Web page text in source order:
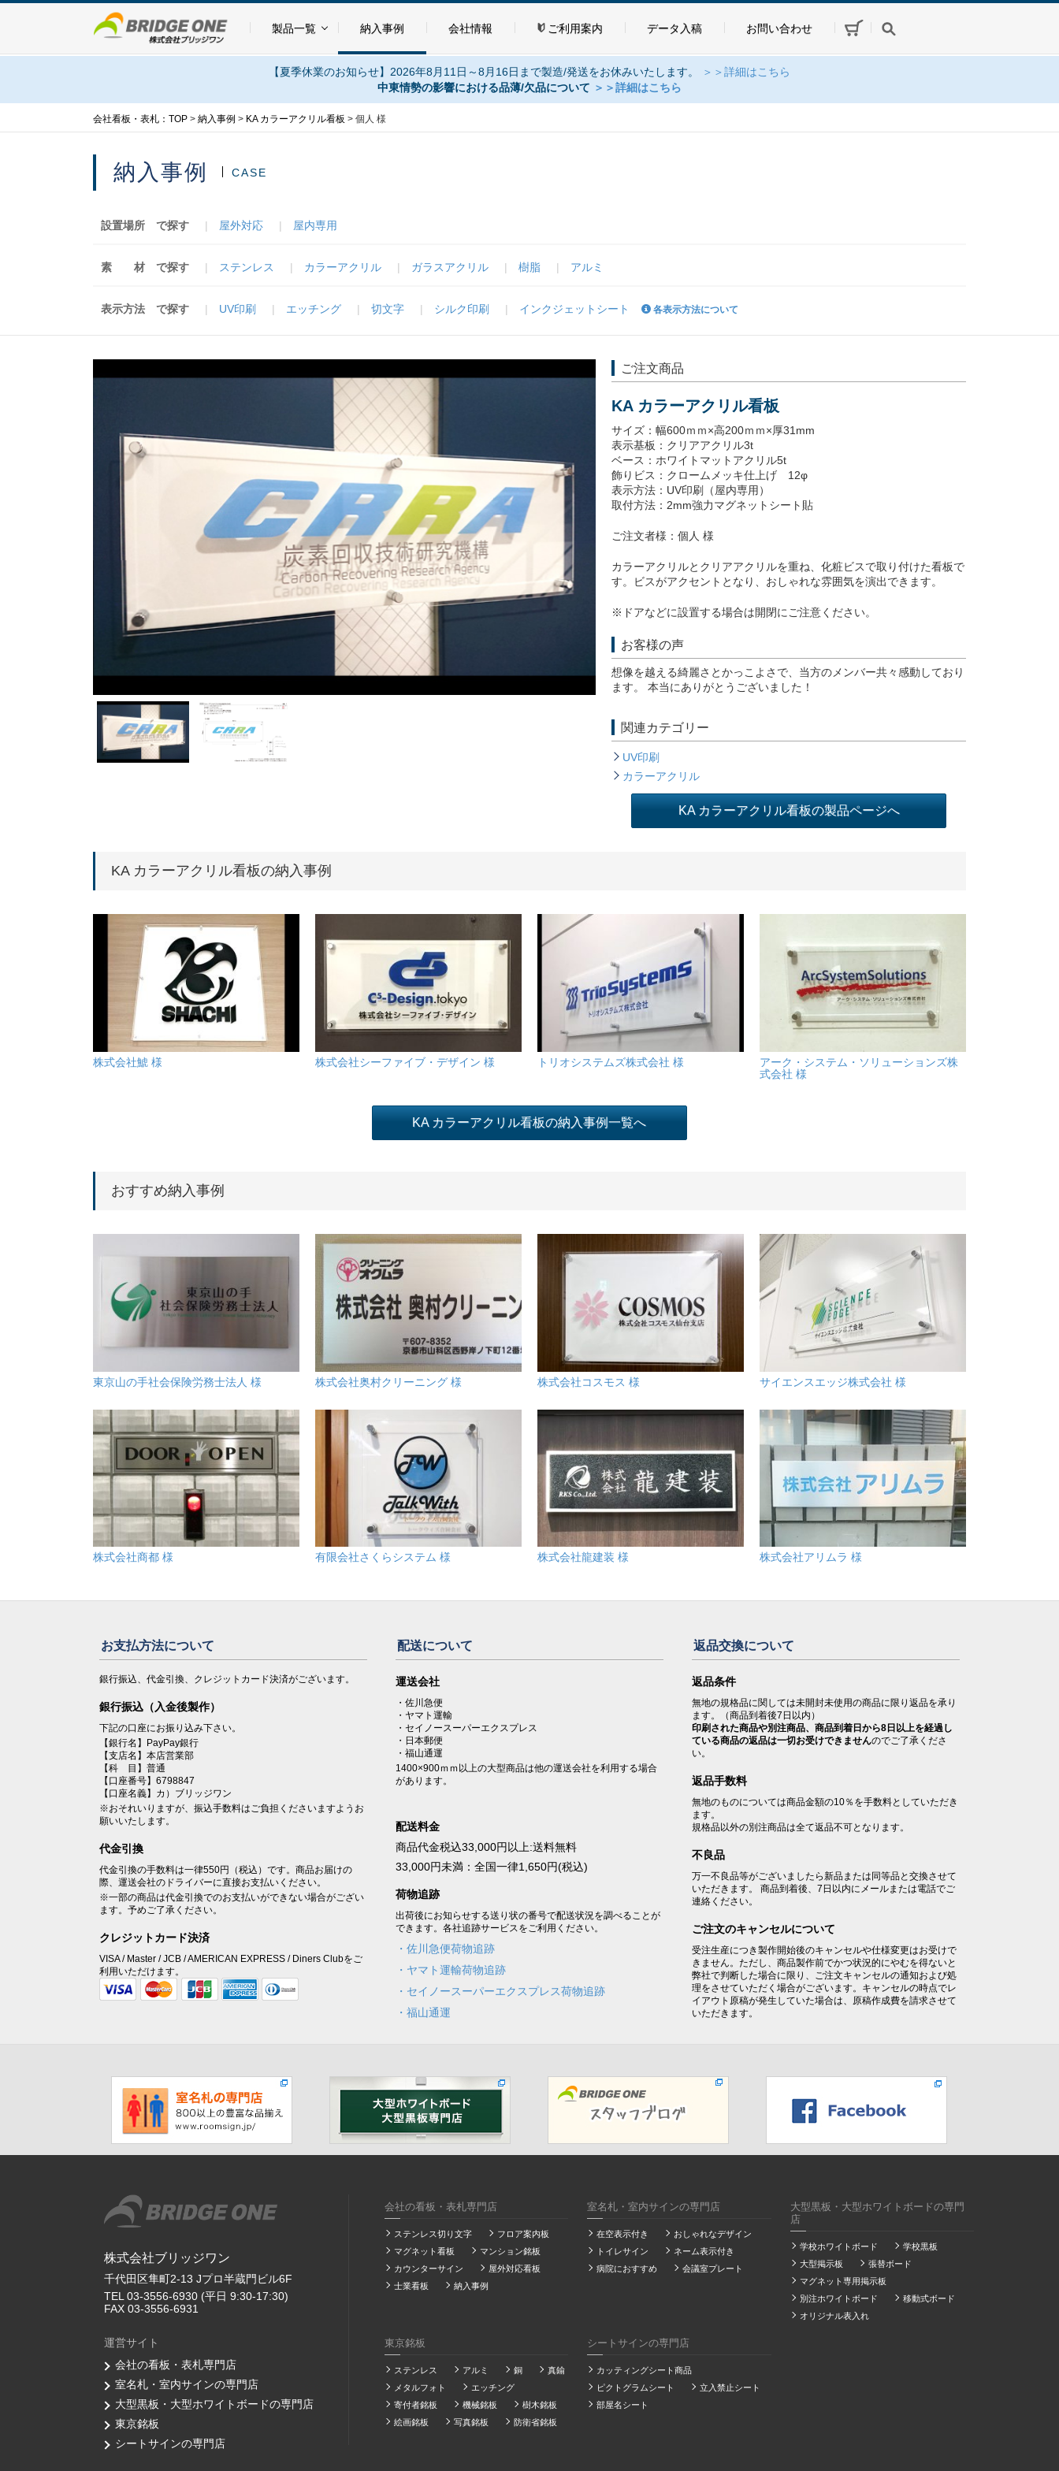
製品一覧 納入事例 会社情報 ご利用案内 データ入稿 お問い合わせ
【夏季休業のお知らせ】2026年8月11日～8月16日まで製造/発送をお休みいたします。
＞＞詳細はこちら
中東情勢の影響における品薄/欠品について ＞＞詳細はこちら
会社看板・表札：TOP> 納入事例 > KA カラーアクリル看板 > 個人 様
納入事例 CASE
設置場所で探す 屋外対応 屋内専用
素 材で探す ステンレス カラーアクリル ガラスアクリル 樹脂 アルミ
表示方法で探す UV印刷 エッチング 切文字 シルク印刷 インクジェットシート 各表示方法について
ご注文商品
KA カラーアクリル看板
サイズ：幅600ｍｍ×高200ｍｍ×厚31mm
表示基板：クリアアクリル3t
ベース：ホワイトマットアクリル5t
飾りビス：クロームメッキ仕上げ 12φ
表示方法：UV印刷（屋内専用）
取付方法：2mm強力マグネットシート貼
ご注文者様：個人 様
カラーアクリルとクリアアクリルを重ね、化粧ビスで取り付けた看板で
す。ビスがアクセントとなり、おしゃれな雰囲気を演出できます。
※ドアなどに設置する場合は開閉にご注意ください。
お客様の声
想像を越える綺麗さとかっこよさで、当方のメンバー共々感動しており
ます。 本当にありがとうございました！
関連カテゴリー
UV印刷
カラーアクリル
KA カラーアクリル看板の製品ページへ
KA カラーアクリル看板の納入事例
株式会社鯱 様 株式会社シーファイブ・デザイン 様 トリオシステムズ株式会社 様
アーク・システム・ソリューションズ株
式会社 様
KA カラーアクリル看板の納入事例一覧へ
おすすめ納入事例
東京山の手社会保険労務士法人 様 株式会社奥村クリーニング 様 株式会社コスモス 様 サイエンスエッジ株式会社 様
株式会社商都 様 有限会社さくらシステム 様 株式会社龍建装 様 株式会社アリムラ 様
お支払方法について
銀行振込、代金引換、クレジットカード決済がございます。
銀行振込（入金後製作）
下記の口座にお振り込み下さい。
【銀行名】PayPay銀行
【支店名】本店営業部
【科 目】普通
【口座番号】6798847
【口座名義】カ）ブリッジワン
※おそれいりますが、振込手数料はご負担くださいますようお
願いいたします。
代金引換
代金引換の手数料は一律550円（税込）です。商品お届けの
際、運送会社のドライバーに直接お支払いください。
※一部の商品は代金引換でのお支払いができない場合がござい
ます。予めご了承ください。
クレジットカード決済
VISA / Master / JCB / AMERICAN EXPRESS / Diners Clubをご
利用いただけます。
配送について
運送会社
・佐川急便
・ヤマト運輸
・セイノースーパーエクスプレス
・日本郵便
・福山通運
1400×900ｍｍ以上の大型商品は他の運送会社を利用する場合
があります。
配送料金
商品代金税込33,000円以上:送料無料
33,000円未満：全国一律1,650円(税込)
荷物追跡
出荷後にお知らせする送り状の番号で配送状況を調べることが
できます。各社追跡サービスをご利用ください。
・佐川急便荷物追跡
・ヤマト運輸荷物追跡
・セイノースーパーエクスプレス荷物追跡
・福山通運
返品交換について
返品条件
無地の規格品に関しては未開封未使用の商品に限り返品を承り
ます。（商品到着後7日以内）
印刷された商品や別注商品、商品到着日から8日以上を経過し
ている商品の返品は一切お受けできませんのでご了承くださ
い。
返品手数料
無地のものについては商品金額の10％を手数料としていただき
ます。
規格品以外の別注商品は全て返品不可となります。
不良品
万一不良品等がございましたら新品または同等品と交換させて
いただきます。 商品到着後、7日以内にメールまたは電話でご
連絡ください。
ご注文のキャンセルについて
受注生産につき製作開始後のキャンセルや仕様変更はお受けで
きません。ただし、商品製作前でかつ状況的にやむを得ないと
弊社で判断した場合に限り、ご注文キャンセルの通知および処
理をさせていただく場合がございます。キャンセルの時点でレ
イアウト原稿が発生していた場合は、原稿作成費を請求させて
いただきます。
株式会社ブリッジワン
千代田区隼町2-13 Jプロ半蔵門ビル6F
TEL 03-3556-6930 (平日 9:30-17:30)
FAX 03-3556-6931
運営サイト
会社の看板・表札専門店
室名札・室内サインの専門店
大型黒板・大型ホワイトボードの専門店
東京銘板
シートサインの専門店
会社の看板・表札専門店
ステンレス切り文字
フロア案内板
マグネット看板
マンション銘板
カウンターサイン
屋外対応看板
士業看板
納入事例
室名札・室内サインの専門店
在空表示付き
おしゃれなデザイン
トイレサイン
ネーム表示付き
病院におすすめ
会議室プレート
大型黒板・大型ホワイトボードの専門
店
学校ホワイトボード
学校黒板
大型掲示板
張替ボード
マグネット専用掲示板
別注ホワイトボード
移動式ボード
オリジナル表入れ
東京銘板
ステンレス アルミ 銅
真鍮
メタルフォト
エッチング
寄付者銘板
機械銘板
樹木銘板
絵画銘板
写真銘板 防衛省銘板
シートサインの専門店
カッティングシート商品
ピクトグラムシート
立入禁止シート
部屋名シート